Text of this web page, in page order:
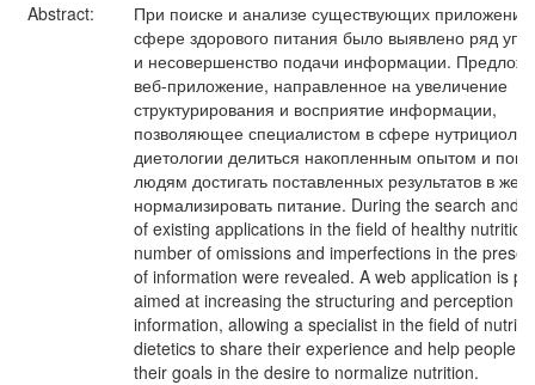
Abstract:
При поиске и анализе существующих приложений
сфере здорового питания было выявлено ряд
и несовершенство подачи информации.
веб-приложение, направленное на увеличение
структурирования и восприятие информации,
позволяющее специалистом в сфере
диетологии делиться накопленным опытом и
людям достигать поставленных результатов в
нормализировать питание. During the search and
of existing applications in the field of healthy
number of omissions and imperfections in the
of information were revealed. A web application is
aimed at increasing the structuring and perception of
information, allowing a specialist in the field of
dietetics to share their experience and help people
their goals in the desire to normalize nutrition.